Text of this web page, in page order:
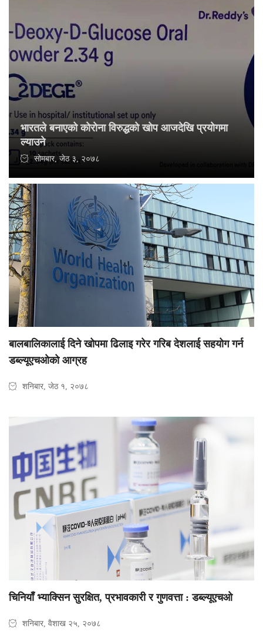
भारतले बनाएको काेराेना विरुद्धको खाेप आजदेखि प्रयाेगमा
ल्याउने
सोमबार, जेठ ३, २०७८
बालबालिकालाई दिने खोपमा ढिलाइ गरेर गरिब देशलाई सहयोग गर्न
डब्ल्यूएचओको आग्रह
शनिबार, जेठ १, २०७८
चिनियाँ भ्याक्सिन सुरक्षित, प्रभावकारी र गुणवत्ता : डब्ल्यूएचओ
शनिबार, वैशाख २५, २०७८